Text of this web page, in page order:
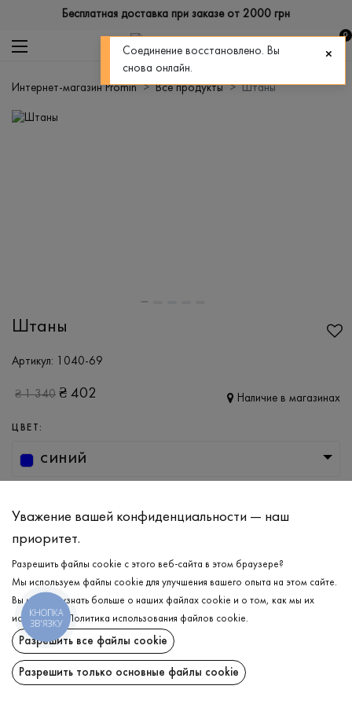
Бесплатная доставка при заказе от 2000 грн
0
Интернет-магазин Promin Все продукты Штаны
Штаны
Артикул: 1040-69
₴1 340 ₴ 402 Наличие в магазинах
ЦВЕТ:
СИНИЙ
3XL
ДОБАВИТЬ В КОРЗИНУ
ВЫБЕРИТЕ РАЗМЕР
Штаны
ДОБАВИТЬ В КОРЗИНУ
ОПИСАНИЕ
Уважение вашей конфиденциальности — наш
приоритет.
Разрешить файлы cookie с этого веб-сайта в этом браузере?
Мы используем файлы cookie для улучшения вашего опыта на этом сайте.
Вы можете узнать больше о наших файлах cookie и о том, как мы их
используем.
Политика использования файлов cookie.
Разрешить все файлы cookie
Разрешить только основные файлы cookie
КНОПКА
ЗВ'ЯЗКУ
Соединение восстановлено. Вы
снова онлайн.